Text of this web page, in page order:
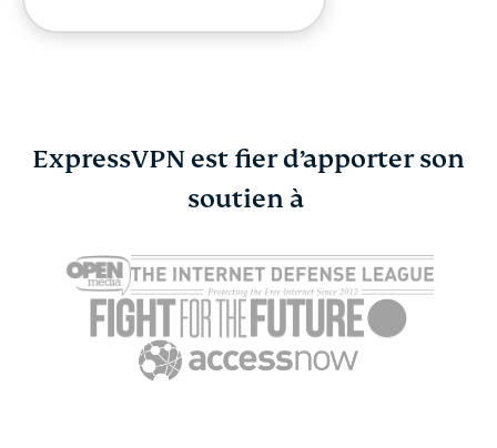
Les plus grands
ransomware et
comment ils
fonctionnent
Atika Lim 32 min
ExpressVPN est fier d’apporter son
soutien à